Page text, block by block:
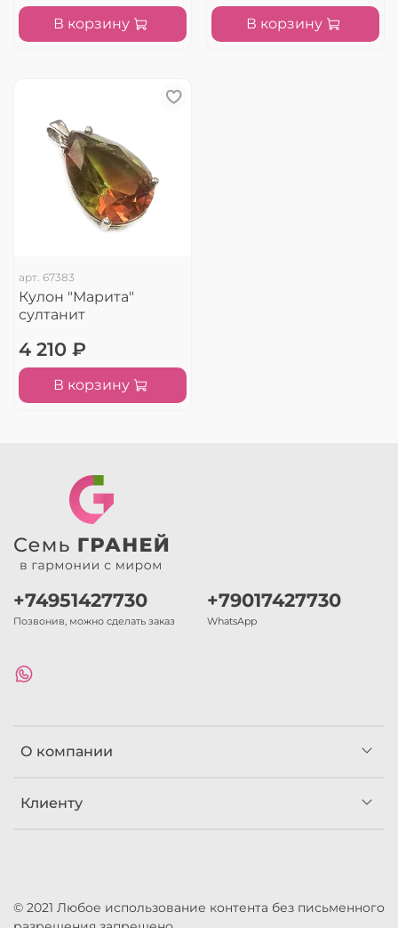
В корзину В корзину
арт. 67383
Кулон "Марита"
султанит
4 210 ₽
В корзину
О компании
Клиенту
+74951427730
Позвонив, можно сделать заказ
+79017427730
WhatsApp
© 2021 Любое использование контента без письменного